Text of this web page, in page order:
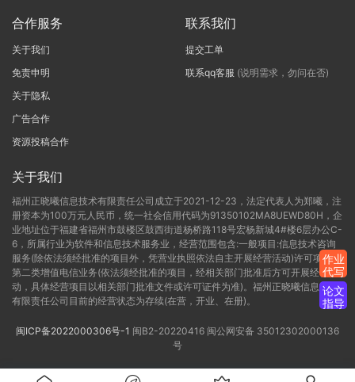
合作服务
关于我们
免责申明
关于隐私
广告合作
资源投稿合作
联系我们
提交工单
联系qq客服 (说明需求，勿问在否)
关于我们
福州正晓曦信息技术有限责任公司成立于2021-12-23，法定代表人为郑曦，注
册资本为100万元人民币，统一社会信用代码为91350102MA8UEWD80H，企
业地址位于福建省福州市鼓楼区鼓西街道杨桥路118号宏杨新城4#楼6层办公C-
6，所属行业为软件和信息技术服务业，经营范围包含:一般项目:信息技术咨询
服务(除依法须经批准的项目外，凭营业执照依法自主开展经营活动)许可项目:
第二类增值电信业务(依法须经批准的项目，经相关部门批准后方可开展经营活
动，具体经营项目以相关部门批准文件或许可证件为准)。福州正晓曦信息技术
有限责任公司目前的经营状态为存续(在营，开业、在册)。
闽ICP备2022000306号-1 闽B2-20220416 闽公网安备 35012302000136
号
作业
代写
论文
指导